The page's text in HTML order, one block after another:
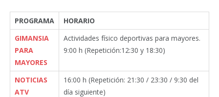
PROGRAMA
HORARIO
GIMANSIA
PARA
MAYORES
Actividades físico deportivas para mayores.
9:00 h (Repetición:12:30 y 18:30)
NOTICIAS
ATV
16:00 h (Repetición: 21:30 / 23:30 / 9:30 del
día siguiente)